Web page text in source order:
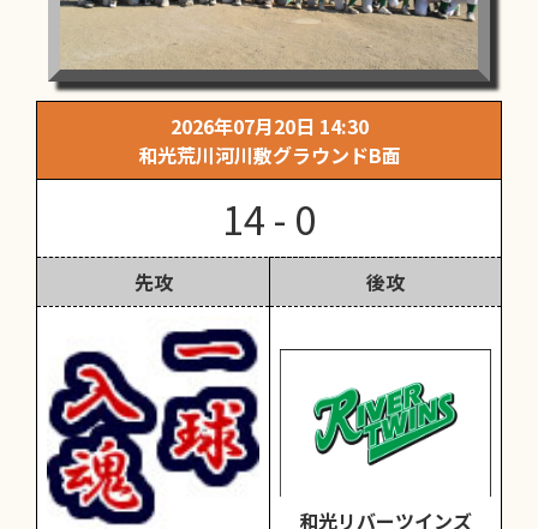
2026年07月20日 14:30
和光荒川河川敷グラウンドB面
14 - 0
先攻 後攻
和光リバーツインズ